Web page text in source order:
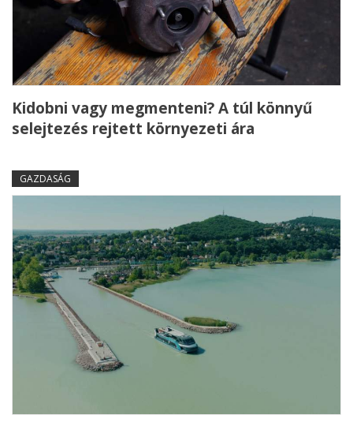
Kidobni vagy megmenteni? A túl könnyű
selejtezés rejtett környezeti ára
GAZDASÁG